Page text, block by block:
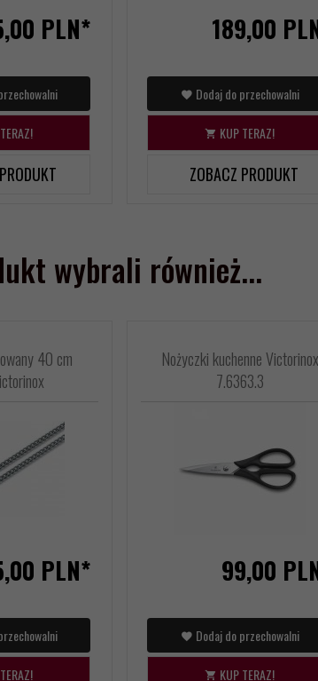
00 PLN* 189,00
Dodaj do przechowalni
KUP TERAZ!
ZOBACZ PRODUKT
wybrali również...
40 cm
00 PLN*
Nożyczki kuchenne Victorinox
7.6363.3
99,00
Dodaj do przechowalni
KUP TERAZ!